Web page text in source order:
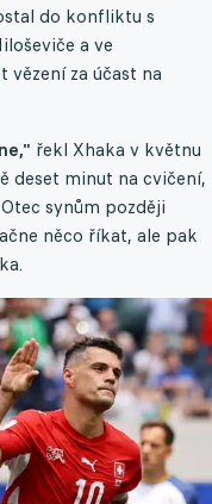
do konfliktu s
a ve
za účast na
řekl Xhaka v květnu
deset minut na cvičení,
synům později
něco říkat, ale pak